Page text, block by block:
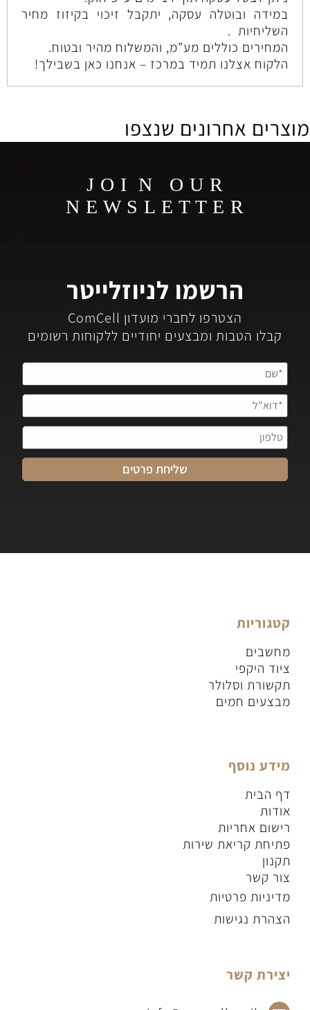
במידה ובוטלה עסקה, יתקבל זיכוי בקיזוז מחיר
השליחיות .
המחירים כוללים מע”מ, והמשלוח מהיר ובטוח.
הלקוח אצלנו תמיד במרכז – אנחנו כאן בשבילך!
מוצרים אחרונים שנצפו
J O I N O U R
N E W S L E T T E R
הרשמו לניוזלייטר
הצטרפו לחברי מועדון ComCell
קבלו הטבות ומבצעים יחודיים ללקוחות רשומים
קטגוריות
מחשבים
ציוד היקפי
תקשורת וסלולר
מבצעים חמים
מידע נוסף
דף הבית
אודות
רישום אחריות
פתיחת קריאת שירות
תקנון
צור קשר
מדיניות פרטיות
הצהרת נגישות
יצירת קשר